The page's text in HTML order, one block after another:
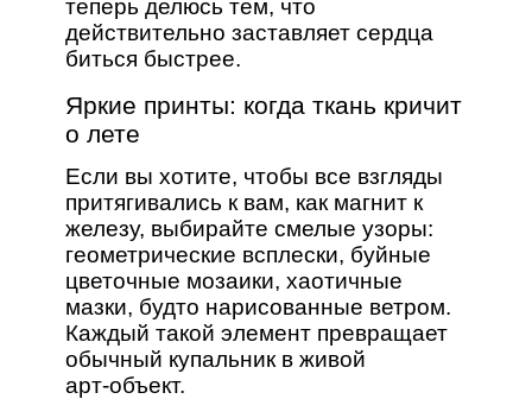
теперь делюсь тем, что
действительно заставляет сердца
биться быстрее.
Яркие принты: когда ткань кричит
о лете
Если вы хотите, чтобы все взгляды
притягивались к вам, как магнит к
железу, выбирайте смелые узоры:
геометрические всплески, буйные
цветочные мозаики, хаотичные
мазки, будто нарисованные ветром.
Каждый такой элемент превращает
обычный купальник в живой
арт‑объект.